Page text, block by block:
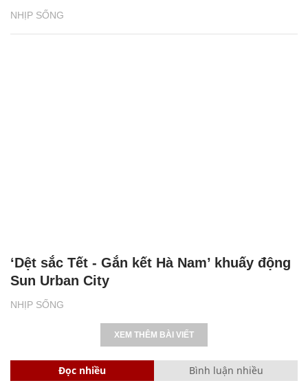
NHỊP SỐNG
NHỊP SỐNG
‘Dệt sắc Tết - Gắn kết Hà Nam’ khuấy động
Sun Urban City
XEM THÊM BÀI VIẾT
Đọc nhiều Bình luận nhiều